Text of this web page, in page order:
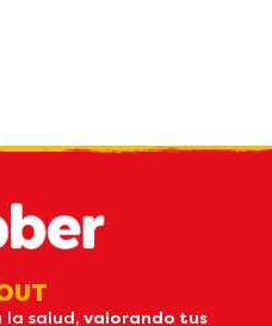
la salud, valorando tus